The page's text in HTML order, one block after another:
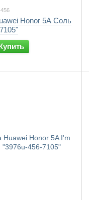
Honor 5A Соль